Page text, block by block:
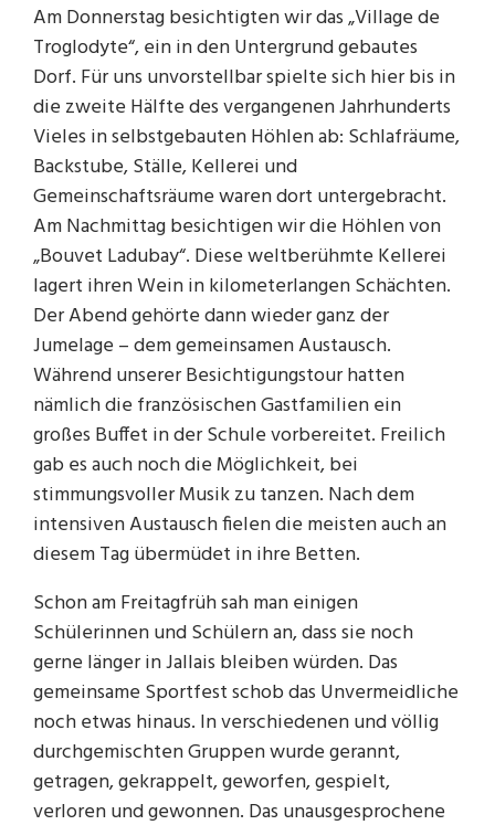
Am Donnerstag besichtigten wir das „Village de
Troglodyte“, ein in den Untergrund gebautes
Dorf. Für uns unvorstellbar spielte sich hier bis in
die zweite Hälfte des vergangenen Jahrhunderts
Vieles in selbstgebauten Höhlen ab: Schlafräume,
Backstube, Ställe, Kellerei und
Gemeinschaftsräume waren dort untergebracht.
Am Nachmittag besichtigen wir die Höhlen von
„Bouvet Ladubay“. Diese weltberühmte Kellerei
lagert ihren Wein in kilometerlangen Schächten.
Der Abend gehörte dann wieder ganz der
Jumelage – dem gemeinsamen Austausch.
Während unserer Besichtigungstour hatten
nämlich die französischen Gastfamilien ein
großes Buffet in der Schule vorbereitet. Freilich
gab es auch noch die Möglichkeit, bei
stimmungsvoller Musik zu tanzen. Nach dem
intensiven Austausch fielen die meisten auch an
diesem Tag übermüdet in ihre Betten.
Schon am Freitagfrüh sah man einigen
Schülerinnen und Schülern an, dass sie noch
gerne länger in Jallais bleiben würden. Das
gemeinsame Sportfest schob das Unvermeidliche
noch etwas hinaus. In verschiedenen und völlig
durchgemischten Gruppen wurde gerannt,
getragen, gekrappelt, geworfen, gespielt,
verloren und gewonnen. Das unausgesprochene